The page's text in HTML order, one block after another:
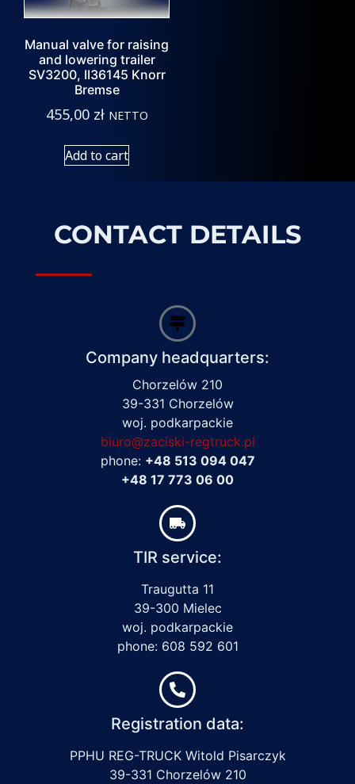
Manual valve for raising
and lowering trailer
SV3200, II36145 Knorr
Bremse
455,00 zł NETTO
Add to cart
CONTACT DETAILS
Company headquarters:
Chorzelów 210
39-331 Chorzelów
woj. podkarpackie
biuro@zaciski-regtruck.pl
phone: +48 513 094 047
+48 17 773 06 00
TIR service:
Traugutta 11
39-300 Mielec
woj. podkarpackie
phone: 608 592 601
Registration data:
PPHU REG-TRUCK Witold Pisarczyk
39-331 Chorzelów 210